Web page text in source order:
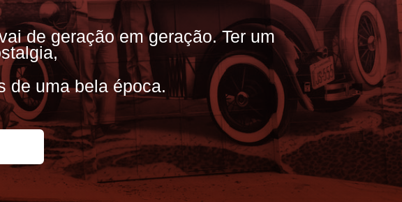
de geração em geração. Ter um
de uma bela época.